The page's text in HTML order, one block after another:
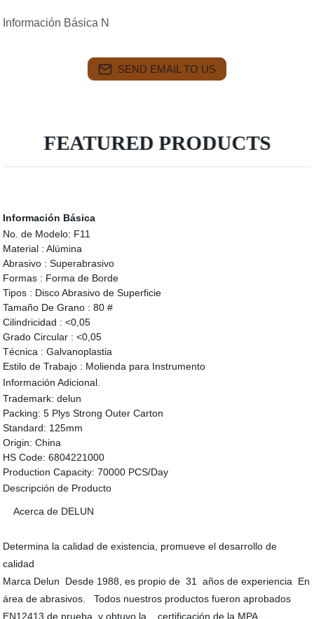
Información Básica N
SEND EMAIL TO US
FEATURED PRODUCTS
Información Básica
No. de Modelo: F11
Material : Alúmina
Abrasivo : Superabrasivo
Formas : Forma de Borde
Tipos : Disco Abrasivo de Superficie
Tamaño De Grano : 80 #
Cilindricidad : <0,05
Grado Circular : <0,05
Técnica : Galvanoplastia
Estilo de Trabajo : Molienda para Instrumento
Información Adicional.
Trademark: delun
Packing: 5 Plys Strong Outer Carton
Standard: 125mm
Origin: China
HS Code: 6804221000
Production Capacity: 70000 PCS/Day
Descripción de Producto
Acerca de DELUN
Determina la calidad de existencia, promueve el desarrollo de
calidad
Marca Delun Desde 1988, es propio de 31 años de experiencia En
área de abrasivos. Todos nuestros productos fueron aprobados
EN12413 de prueba, y obtuvo la certificación de la MPA.